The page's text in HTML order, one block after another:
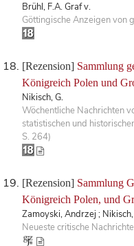
Brühl, F.A. Graf v.
Göttingische Anzeigen
[Rezension] Sammlung
Königreich Polen und
Nikisch, G.
Wöchentliche Nachrichten
statistischen und
S. 264)
[Rezension] Sammlung
Königreich Polen, und
Zamoyski, Andrzej ;
Neueste critische